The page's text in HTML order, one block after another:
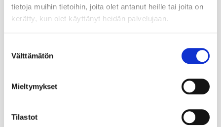
tietoja muihin tietoihin, joita olet antanut heille tai joita on
kerätty, kun olet käyttänyt heidän palvelujaan.
valinta
Välttämätön
Mieltymykset
Tilastot